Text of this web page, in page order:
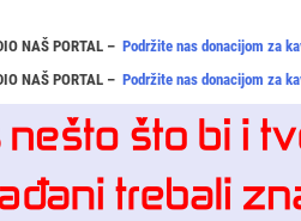
NAŠ PORTAL – Podržite nas donacijom za
NAŠ PORTAL – Podržite nas donacijom za